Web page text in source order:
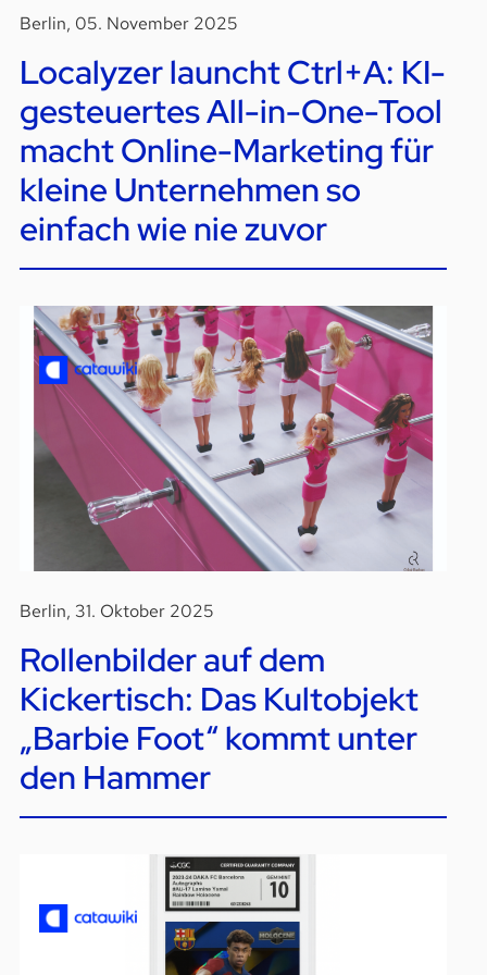
Berlin, 05. November 2025
Localyzer launcht Ctrl+A: KI-
gesteuertes All-in-One-Tool
macht Online-Marketing für
kleine Unternehmen so
einfach wie nie zuvor
Berlin, 31. Oktober 2025
Rollenbilder auf dem
Kickertisch: Das Kultobjekt
„Barbie Foot“ kommt unter
den Hammer